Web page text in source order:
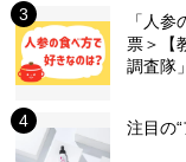
「人
票＞【
調査隊
注目の